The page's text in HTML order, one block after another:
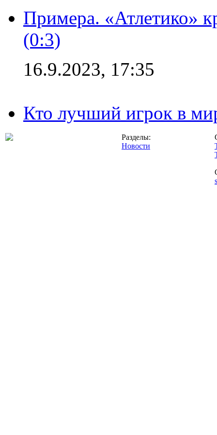
Примера. «Атлетико»
(0:3)
16.9.2023, 17:35
Кто лучший игрок в
Разделы:
Новости